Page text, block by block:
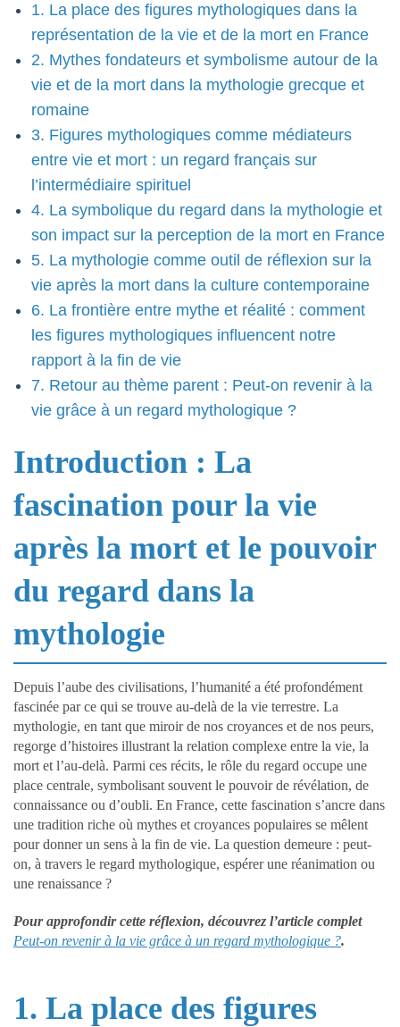
1. La place des figures mythologiques dans la
représentation de la vie et de la mort en France
2. Mythes fondateurs et symbolisme autour de la
vie et de la mort dans la mythologie grecque et
romaine
3. Figures mythologiques comme médiateurs
entre vie et mort : un regard français sur
l’intermédiaire spirituel
4. La symbolique du regard dans la mythologie et
son impact sur la perception de la mort en France
5. La mythologie comme outil de réflexion sur la
vie après la mort dans la culture contemporaine
6. La frontière entre mythe et réalité : comment
les figures mythologiques influencent notre
rapport à la fin de vie
7. Retour au thème parent : Peut-on revenir à la
vie grâce à un regard mythologique ?
Introduction : La
fascination pour la vie
après la mort et le pouvoir
du regard dans la
mythologie
Depuis l’aube des civilisations, l’humanité a été profondément
fascinée par ce qui se trouve au-delà de la vie terrestre. La
mythologie, en tant que miroir de nos croyances et de nos peurs,
regorge d’histoires illustrant la relation complexe entre la vie, la
mort et l’au-delà. Parmi ces récits, le rôle du regard occupe une
place centrale, symbolisant souvent le pouvoir de révélation, de
connaissance ou d’oubli. En France, cette fascination s’ancre dans
une tradition riche où mythes et croyances populaires se mêlent
pour donner un sens à la fin de vie. La question demeure : peut-
on, à travers le regard mythologique, espérer une réanimation ou
une renaissance ?
Pour approfondir cette réflexion, découvrez l’article complet
Peut-on revenir à la vie grâce à un regard mythologique ?.
1. La place des figures